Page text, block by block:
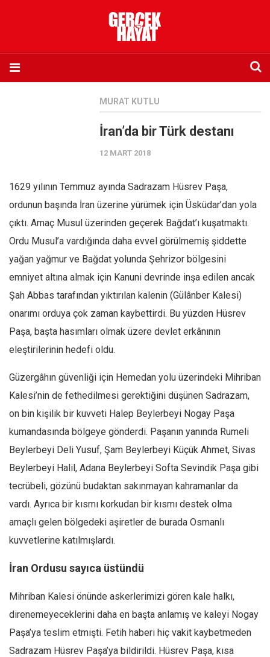
Eksik sayıların temini
Sosyal Medya
Twitter
Facebook
Instagram
YouTube
Editörden
Kemal Özer
Mahmut Toptaş
Yvonne Ridley
Barış Tarımcıoğlu
Yusuf Armağan
Hasanali Yıldırım
Leyla Şerif Emin
Selçuk Türkyılmaz
Amina S. Jenenkovic
Bağdagül Öz
Esra Elönü
MURAT KUTLU
İran’da bir Türk destanı
12 MART 2018
1629 yılının Temmuz ayında Sadrazam Hüsrev Paşa,
ordunun başında İran üzerine yürümek için Üsküdar’dan yola
çıktı. Amaç Musul üzerinden geçerek Bağdat’ı kuşatmaktı.
Ordu Musul’a vardığında daha evvel görülmemiş şiddette
yağan yağmur ve Bağdat yolunda Şehrizor bölgesini
emniyet altına almak için Kanuni devrinde inşa edilen ancak
Şah Abbas tarafından yıktırılan kalenin (Gülânber Kalesi)
onarımı orduya çok zaman kaybettirdi. Bu yüzden Hüsrev
Paşa, başta hasımları olmak üzere devlet erkânının
eleştirilerinin hedefi oldu.
Güzergâhın güvenliği için Hemedan yolu üzerindeki Mihriban
Kalesi’nin de fethedilmesi gerektiğini düşünen Sadrazam,
on bin kişilik bir kuvveti Halep Beylerbeyi Nogay Paşa
kumandasında bölgeye gönderdi. Paşanın yanında Rumeli
Beylerbeyi Deli Yusuf, Şam Beylerbeyi Küçük Ahmet, Sivas
Beylerbeyi Halil, Adana Beylerbeyi Softa Sevindik Paşa gibi
tecrübeli, gözünü budaktan sakınmayan kahramanlar da
vardı. Ayrıca bir kısmı korkudan bir kısmı destek olma
amaçlı gelen bölgedeki aşiretler de burada Osmanlı
kuvvetlerine katılmışlardı.
İran Ordusu sayıca üstündü
Mihriban Kalesi önünde askerlerimizi gören kale halkı,
direnemeyeceklerini daha en başta anlamış ve kaleyi Nogay
Paşa’ya teslim etmişti. Fetih haberi hiç vakit kaybetmeden
Sadrazam Hüsrev Paşa’ya bildirildi. Hüsrev Paşa, kısa